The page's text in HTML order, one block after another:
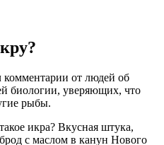
от людей об
биологии, уверяющих, что
рыбы.
икра? Вкусная штука,
с маслом в канун Нового